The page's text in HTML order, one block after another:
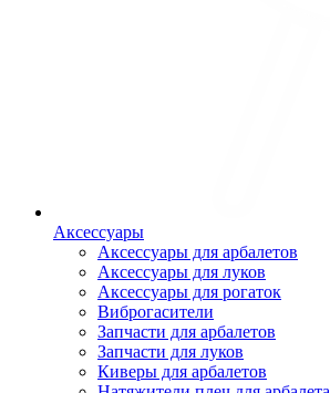
Аксессуары
Аксессуары для арбалетов
Аксессуары для луков
Аксессуары для рогаток
Виброгасители
Запчасти для арбалетов
Запчасти для луков
Киверы для арбалетов